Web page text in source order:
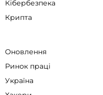
Кібербезпека
Крипта
Оновлення
Ринок праці
Україна